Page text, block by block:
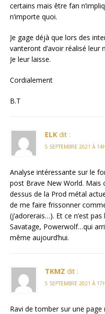
certains mais être fan
n’importe quoi.
Je gage déjà que lors des
vanteront d’avoir réalisé leur
Je leur laisse.
Cordialement
B.T
ELK dit :
5 SEPTEMBRE 2021 À
Analyse intéressante sur le
post Brave New World. Mais
dessus de la Prod métal
de me faire frissonner
(j’adorerais…). Et ce n’est
Savatage, Powerwolf…qui
même aujourd’hui.
TKMZ dit :
5 SEPTEMBRE 2021 À
Ravi de tomber sur une